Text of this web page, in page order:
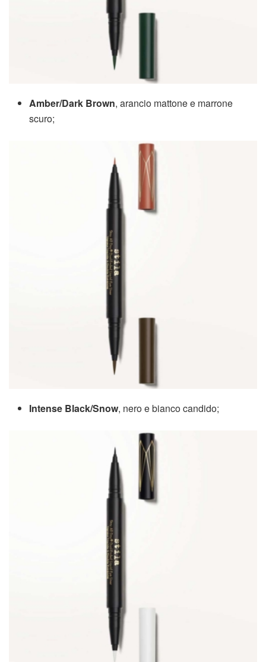
Amber/Dark Brown, arancio mattone e marrone
scuro;
Intense Black/Snow, nero e bianco candido;